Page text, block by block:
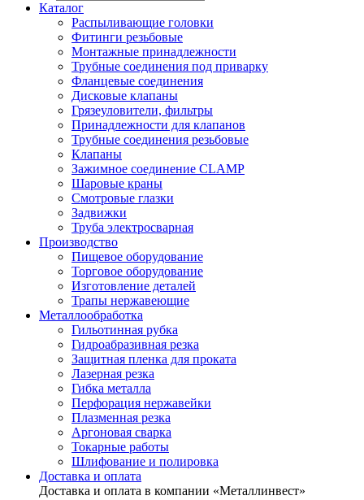
Каталог
Распыливающие головки
Фитинги резьбовые
Монтажные принадлежности
Трубные соединения под приварку
Фланцевые соединения
Дисковые клапаны
Грязеуловители, фильтры
Принадлежности для клапанов
Трубные соединения резьбовые
Клапаны
Зажимное соединение CLAMP
Шаровые краны
Смотровые глазки
Задвижки
Труба электросварная
Производство
Пищевое оборудование
Торговое оборудование
Изготовление деталей
Трапы нержавеющие
Металлообработка
Гильотинная рубка
Гидроабразивная резка
Защитная пленка для проката
Лазерная резка
Гибка металла
Перфорация нержавейки
Плазменная резка
Аргоновая сварка
Токарные работы
Шлифование и полировка
Доставка и оплата
Доставка и оплата в компании «Металлинвест»